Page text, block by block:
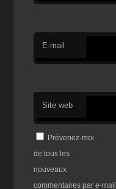
E-mail
Site web
Prévenez-moi
de tous les
nouveaux
commentaires par e-mail.